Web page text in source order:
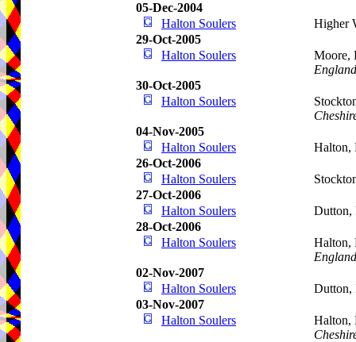
05-Dec-2004
Halton Soulers
Higher
29-Oct-2005
Halton Soulers
Moore,
England
30-Oct-2005
Halton Soulers
04-Nov-2005
Halton Soulers
Halton,
26-Oct-2006
Halton Soulers
27-Oct-2006
Halton Soulers
Dutton,
28-Oct-2006
Halton Soulers
Halton,
England
02-Nov-2007
Halton Soulers
Dutton,
03-Nov-2007
Halton Soulers
Halton,